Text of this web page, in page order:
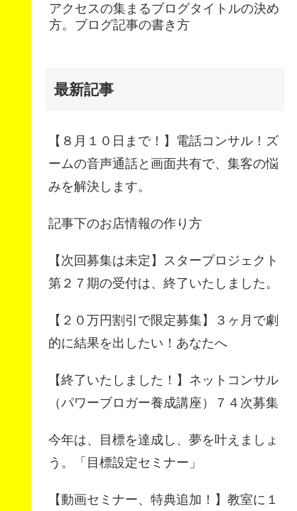
アクセスの集まるブログタイトルの決め
方。ブログ記事の書き方
最新記事
【８月１０日まで！】電話コンサル！ズ
ームの音声通話と画面共有で、集客の悩
みを解決します。
記事下のお店情報の作り方
【次回募集は未定】スタープロジェクト
第２７期の受付は、終了いたしました。
【２０万円割引で限定募集】３ヶ月で劇
的に結果を出したい！あなたへ
【終了いたしました！】ネットコンサル
（パワーブロガー養成講座）７４次募集
今年は、目標を達成し、夢を叶えましょ
う。「目標設定セミナー」
【動画セミナー、特典追加！】教室に１